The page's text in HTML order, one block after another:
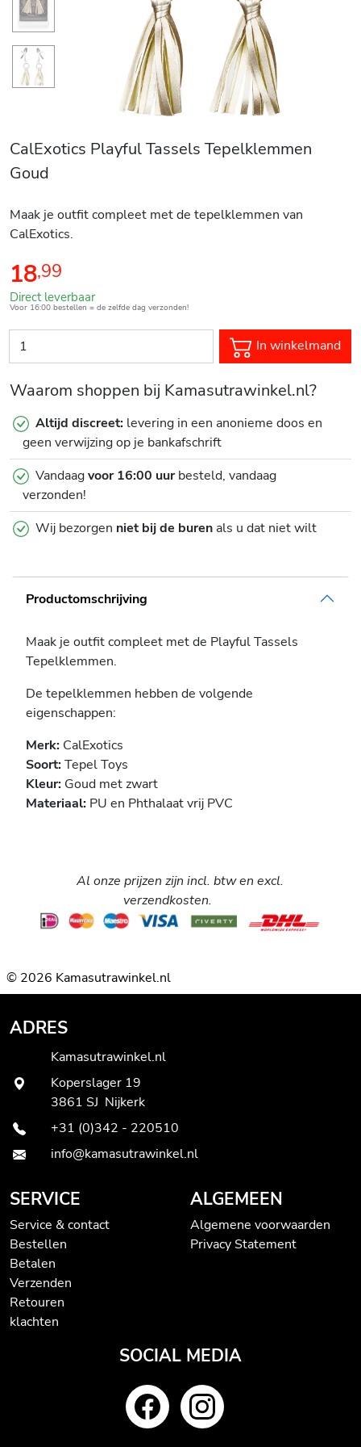
CalExotics Playful Tassels Tepelklemmen
Goud
Maak je outfit compleet met de tepelklemmen van
CalExotics.
18,99
Direct leverbaar
Voor 16:00 bestellen = de zelfde dag verzonden!
In winkelmand
Waarom shoppen bij Kamasutrawinkel.nl?
Altijd discreet: levering in een anonieme doos en
geen verwijzing op je bankafschrift
Vandaagvoor 16:00 uurbesteld, vandaag
verzonden!
Wij bezorgen niet bij de burenals u dat niet wilt
Productomschrijving
Maak je outfit compleet met de Playful Tassels
Tepelklemmen.
De tepelklemmen hebben de volgende
eigenschappen:
Merk: CalExotics
Soort:Tepel Toys
Kleur: Goud met zwart
Materiaal: PU en Phthalaat vrij PVC
Al onze prijzen zijn incl. btw en excl.
verzendkosten.
© 2026 Kamasutrawinkel.nl
ADRES
Kamasutrawinkel.nl
Koperslager 19
3861 SJ Nijkerk
+31 (0)342 - 220510
info@kamasutrawinkel.nl
SERVICE
Service & contact
Bestellen
Betalen
Verzenden
Retouren
klachten
ALGEMEEN
Algemene voorwaarden
Privacy Statement
SOCIAL MEDIA